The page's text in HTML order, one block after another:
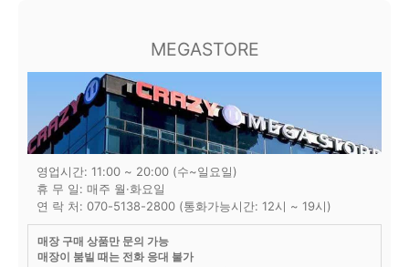
MEGASTORE
영업시간: 11:00 ~ 20:00 (수~일요일)
휴 무 일: 매주 월·화요일
연 락 처: 070-5138-2800 (통화가능시간: 12시 ~ 19시)
매장 구매 상품만 문의 가능
매장이 붐빌 때는 전화 응대 불가